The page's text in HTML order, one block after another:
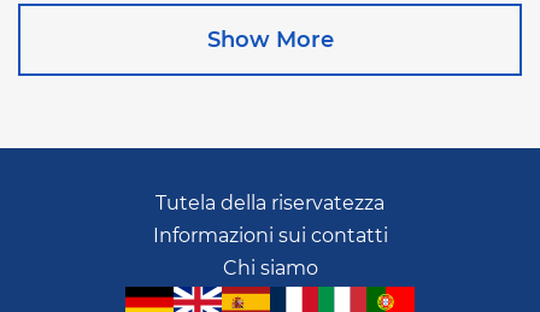
Escape
Numero di reclami:1666
Show More
Tutela della riservatezza
Informazioni sui contatti
Chi siamo